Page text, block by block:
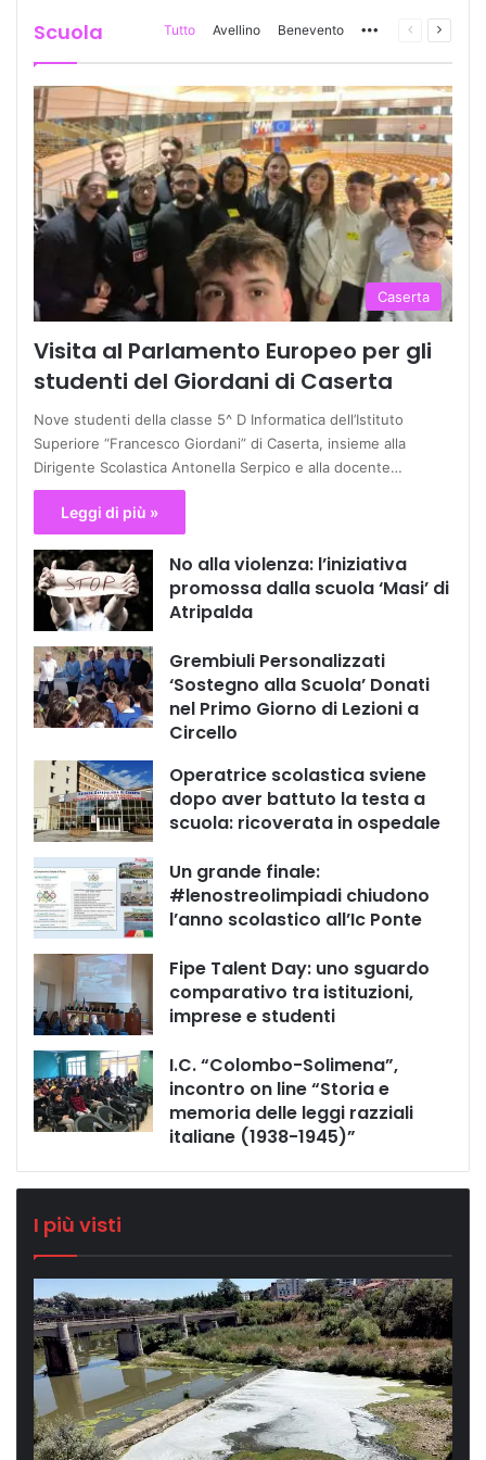
Scuola Tutto Avellino Benevento More Pagina
Caserta
Visita al Parlamento Europeo per gli
studenti del Giordani di Caserta
Nove studenti della classe 5^ D Informatica dell’Istituto
Superiore “Francesco Giordani” di Caserta, insieme alla
Dirigente Scolastica Antonella Serpico e alla docente…
Leggi di più »
No alla violenza: l’iniziativa
promossa dalla scuola ‘Masi’ di
Atripalda
Grembiuli Personalizzati
‘Sostegno alla Scuola’ Donati
nel Primo Giorno di Lezioni a
Circello
Operatrice scolastica sviene
dopo aver battuto la testa a
scuola: ricoverata in ospedale
Un grande finale:
#lenostreolimpiadi chiudono
l’anno scolastico all’Ic Ponte
Fipe Talent Day: uno sguardo
comparativo tra istituzioni,
imprese e studenti
I.C. “Colombo-Solimena”,
incontro on line “Storia e
memoria delle leggi razziali
italiane (1938-1945)”
I più visti